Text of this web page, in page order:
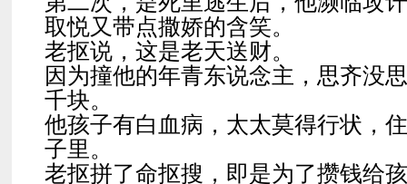
取悦又带点撒娇的含笑。
老抠说，这是老天送财。
因为撞他的年青东说念主，思齐没
千块。
他孩子有白血病，太太莫得行状，
子里。
老抠拼了命抠搜，即是为了攒钱给